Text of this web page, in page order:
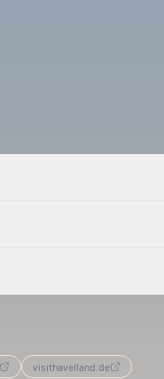
visithavelland.de